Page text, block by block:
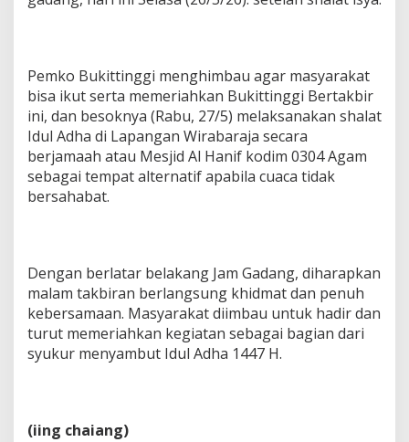
Pemko Bukittinggi menghimbau agar masyarakat
bisa ikut serta memeriahkan Bukittinggi Bertakbir
ini, dan besoknya (Rabu, 27/5) melaksanakan shalat
Idul Adha di Lapangan Wirabaraja secara
berjamaah atau Mesjid Al Hanif kodim 0304 Agam
sebagai tempat alternatif apabila cuaca tidak
bersahabat.
Dengan berlatar belakang Jam Gadang, diharapkan
malam takbiran berlangsung khidmat dan penuh
kebersamaan. Masyarakat diimbau untuk hadir dan
turut memeriahkan kegiatan sebagai bagian dari
syukur menyambut Idul Adha 1447 H.
(iing chaiang)